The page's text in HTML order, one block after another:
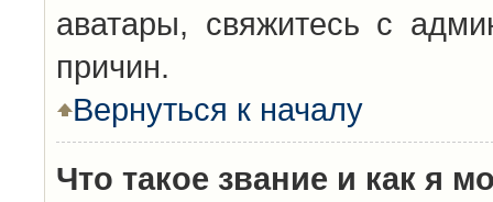
аватары, свяжитесь с
причин.
Вернуться к началу
Что такое звание и как я